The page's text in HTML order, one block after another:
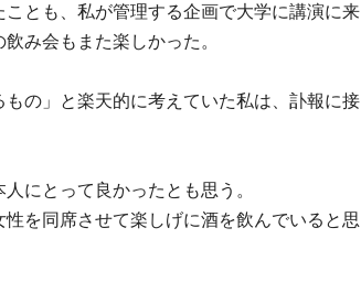
とも、私が管理する企画で大学に講演に来
み会もまた楽しかった。
の」と楽天的に考えていた私は、訃報に接
にとって良かったとも思う。
を同席させて楽しげに酒を飲んでいると思